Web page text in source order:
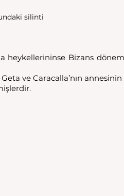
silinti
heykellerininse Bizans
ve Caracalla’nın